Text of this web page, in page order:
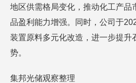
地区供需格局变化，推动化工产品
品盈利能力增强。同时，公司于
装置原料多元化改造，进一步提升
势。
集邦光储观察整理